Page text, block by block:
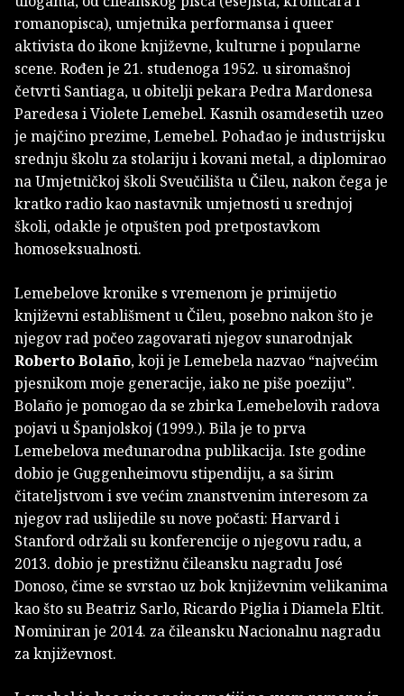
romanopisca), umjetnika performansa i queer
aktivista do ikone književne, kulturne i popularne
scene. Rođen je 21. studenoga 1952. u siromašnoj
četvrti Santiaga, u obitelji pekara Pedra Mardonesa
Paredesa i Violete Lemebel. Kasnih osamdesetih uzeo
je majčino prezime, Lemebel. Pohađao je industrijsku
srednju školu za stolariju i kovani metal, a diplomirao
na Umjetničkoj školi Sveučilišta u Čileu, nakon čega je
kratko radio kao nastavnik umjetnosti u srednjoj
školi, odakle je otpušten pod pretpostavkom
homoseksualnosti.
Lemebelove kronike s vremenom je primijetio
književni establišment u Čileu, posebno nakon što je
njegov rad počeo zagovarati njegov sunarodnjak
Roberto Bolaño, koji je Lemebela nazvao “najvećim
pjesnikom moje generacije, iako ne piše poeziju”.
Bolaño je pomogao da se zbirka Lemebelovih radova
pojavi u Španjolskoj (1999.). Bila je to prva
Lemebelova međunarodna publikacija. Iste godine
dobio je Guggenheimovu stipendiju, a sa širim
čitateljstvom i sve većim znanstvenim interesom za
njegov rad uslijedile su nove počasti: Harvard i
Stanford održali su konferencije o njegovu radu, a
2013. dobio je prestižnu čileansku nagradu José
Donoso, čime se svrstao uz bok književnim velikanima
kao što su Beatriz Sarlo, Ricardo Piglia i Diamela Eltit.
Nominiran je 2014. za čileansku Nacionalnu nagradu
za književnost.